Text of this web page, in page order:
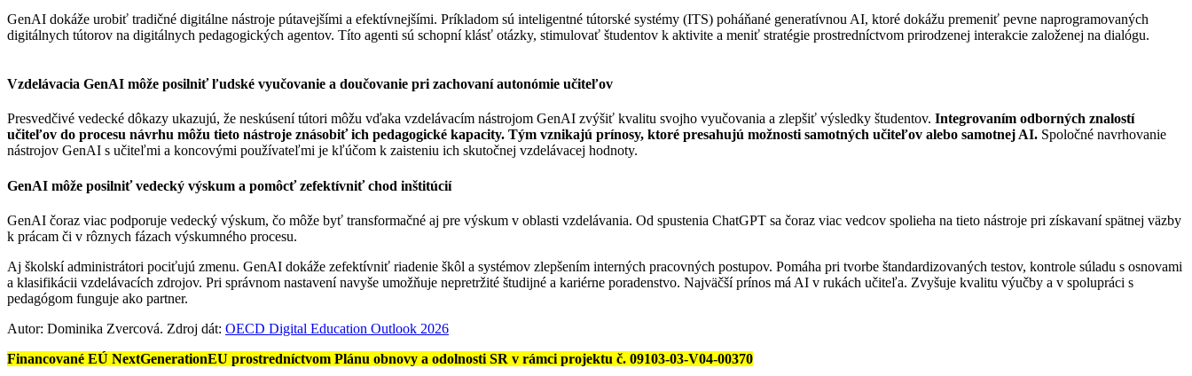
GenAI dokáže urobiť tradičné digitálne nástroje pútavejšími a efektívnejšími. Príkladom sú inteligentné tútorské systémy (ITS) poháňané generatívnou AI, ktoré dokážu premeniť pevne naprogramovaných
digitálnych tútorov na digitálnych pedagogických agentov. Títo agenti sú schopní klásť otázky, stimulovať študentov k aktivite a meniť stratégie prostredníctvom prirodzenej interakcie založenej na dialógu.
Vzdelávacia GenAI môže posilniť ľudské vyučovanie a doučovanie pri zachovaní autonómie učiteľov
Presvedčivé vedecké dôkazy ukazujú, že neskúsení tútori môžu vďaka vzdelávacím nástrojom GenAI zvýšiť kvalitu svojho vyučovania a zlepšiť výsledky študentov. Integrovaním odborných znalostí
učiteľov do procesu návrhu môžu tieto nástroje znásobiť ich pedagogické kapacity. Tým vznikajú prínosy, ktoré presahujú možnosti samotných učiteľov alebo samotnej AI. Spoločné navrhovanie
nástrojov GenAI s učiteľmi a koncovými používateľmi je kľúčom k zaisteniu ich skutočnej vzdelávacej hodnoty.
GenAI môže posilniť vedecký výskum a pomôcť zefektívniť chod inštitúcií
GenAI čoraz viac podporuje vedecký výskum, čo môže byť transformačné aj pre výskum v oblasti vzdelávania. Od spustenia ChatGPT sa čoraz viac vedcov spolieha na tieto nástroje pri získavaní spätnej väzby
k prácam či v rôznych fázach výskumného procesu.
Aj školskí administrátori pociťujú zmenu. GenAI dokáže zefektívniť riadenie škôl a systémov zlepšením interných pracovných postupov. Pomáha pri tvorbe štandardizovaných testov, kontrole súladu s osnovami
a klasifikácii vzdelávacích zdrojov. Pri správnom nastavení navyše umožňuje nepretržité študijné a kariérne poradenstvo. Najväčší prínos má AI v rukách učiteľa. Zvyšuje kvalitu výučby a v spolupráci s
pedagógom funguje ako partner.
Autor: Dominika Zvercová. Zdroj dát: OECD Digital Education Outlook 2026
Financované EÚ NextGenerationEU prostredníctvom Plánu obnovy a odolnosti SR v rámci projektu č. 09103-03-V04-00370